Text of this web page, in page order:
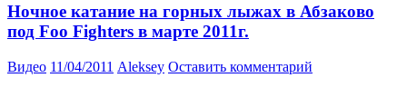
Ночное катание на горных лыжах в Абзаково
под Foo Fighters в марте 2011г.
Видео 11/04/2011 Aleksey Оставить комментарий